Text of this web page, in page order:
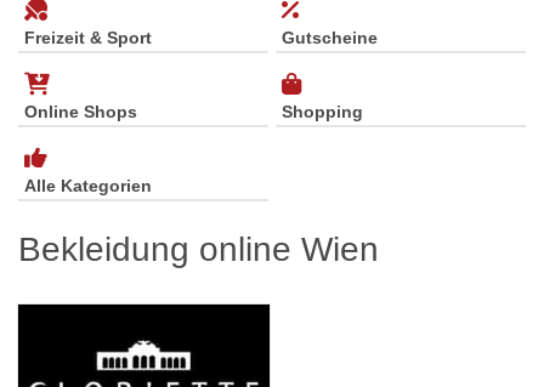
Freizeit & Sport Gutscheine
Online Shops Shopping
Alle Kategorien
Bekleidung online Wien